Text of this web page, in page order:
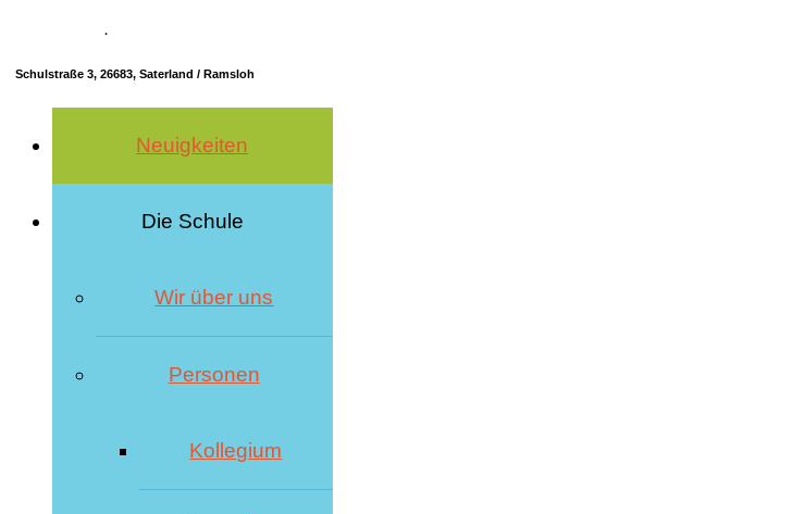
·
Schulstraße 3, 26683, Saterland / Ramsloh
Neuigkeiten
Die Schule
Wir über uns
Personen
Kollegium